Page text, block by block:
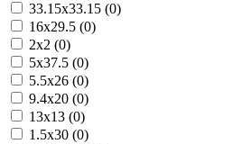
33.15x33.15 (0)
16x29.5 (0)
2x2 (0)
5x37.5 (0)
5.5x26 (0)
9.4x20 (0)
13x13 (0)
1.5x30 (0)